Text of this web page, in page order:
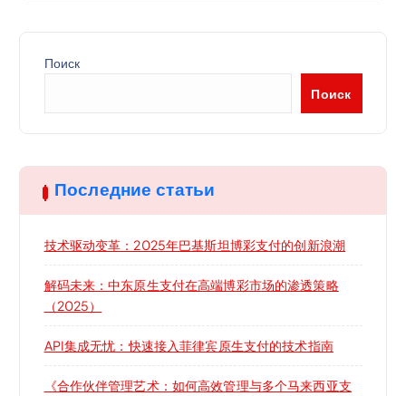
Поиск
Поиск
Последние статьи
技术驱动变革：2025年巴基斯坦博彩支付的创新浪潮
解码未来：中东原生支付在高端博彩市场的渗透策略
（2025）
API集成无忧：快速接入菲律宾原生支付的技术指南
《合作伙伴管理艺术：如何高效管理与多个马来西亚支